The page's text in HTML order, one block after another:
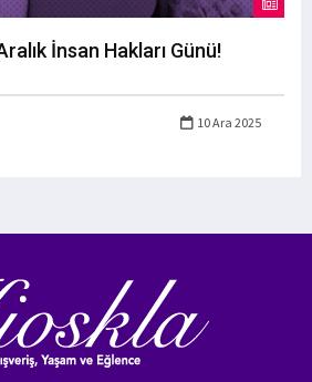
İnsan Hakları Günü!
10 Ara 2025